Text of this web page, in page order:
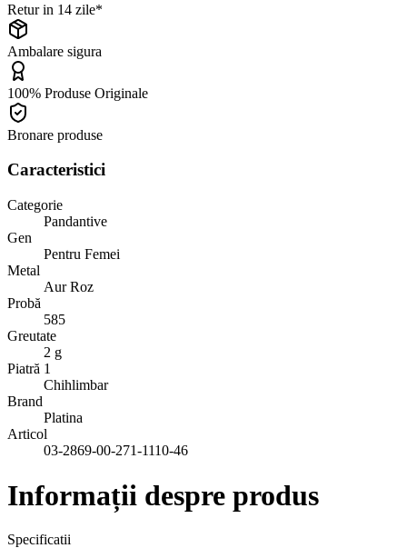
Retur in 14 zile*
Ambalare sigura
100% Produse Originale
Bronare produse
Caracteristici
Categorie
Pandantive
Gen
Pentru Femei
Metal
Aur Roz
Probă
585
Greutate
2 g
Piatră 1
Chihlimbar
Brand
Platina
Articol
03-2869-00-271-1110-46
Informații despre produs
Specificatii